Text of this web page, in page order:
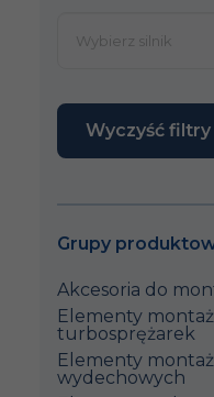
Wyczyść filtry
Grupy
Akcesoria do
Elementy
turbosprężarek
Elementy
wydechowych